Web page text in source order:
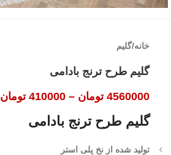
خانه/گلیم
گلیم طرح ترنج بادامی
4560000 تومان –
410000 تومان
گلیم طرح ترنج بادامی
تولید شده از نخ پلی استر